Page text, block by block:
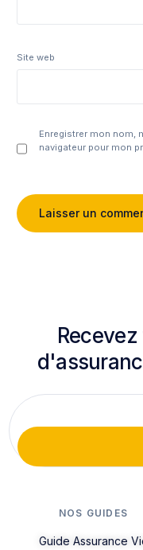
Site web
Enregistrer mon nom,
navigateur pour mon
NOS GUIDES
Guide Assurance